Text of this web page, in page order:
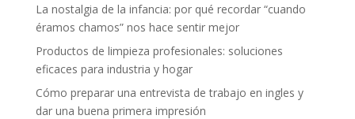
La nostalgia de la infancia: por qué recordar “cuando
éramos chamos” nos hace sentir mejor
Productos de limpieza profesionales: soluciones
eficaces para industria y hogar
Cómo preparar una entrevista de trabajo en ingles y
dar una buena primera impresión